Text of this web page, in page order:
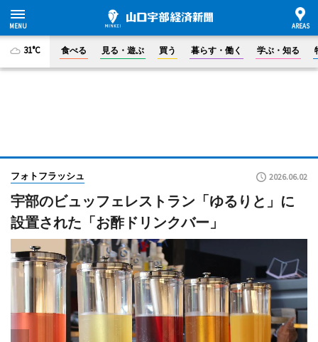
31°C 食べる 見る・遊ぶ 買う 暮らす・働く 学ぶ・知る
フォトフラッシュ 2026.06.02
宇部のビュッフェレストラン「ゆるりと」に
設置された「お酢ドリンクバー」